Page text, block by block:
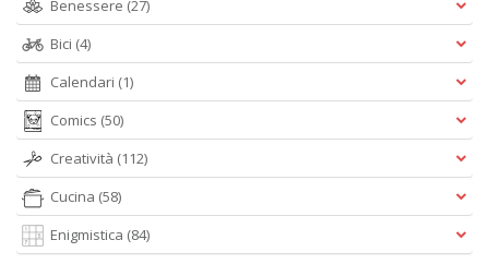
Benessere (27)
Bici (4)
Calendari (1)
Comics (50)
Creatività (112)
Cucina (58)
Enigmistica (84)